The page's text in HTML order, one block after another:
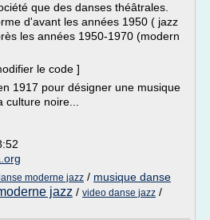
que des danses théâtrales.
d'avant les années 1950 ( jazz
les années 1950-1970 (modern
le code ]
1917 pour désigner une musique
noire...
moderne jazz / musique danse
jazz / video danse jazz /